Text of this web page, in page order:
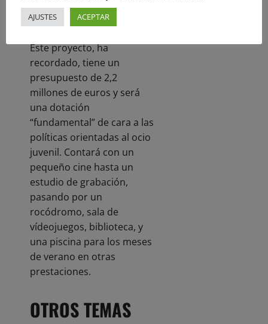
“aproximadamente una
ejecución del 40% de la
Este proyecto, ha
recordado, tiene un
presupuesto de 2,2
millones de euros y será
una dotación
“fundamental” de cara a las
políticas orientadas al ocio
juvenil. Contará con un
pequeño cine hasta un
estudio de grabación,
pasando por un
rocódromo, sala de
vídeojuegos, biblioteca, y
una piscina para los meses
de verano en otras
prestaciones.
OTROS TEMAS
AJUSTES ACEPTAR